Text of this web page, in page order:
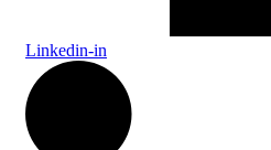
Linkedin-in